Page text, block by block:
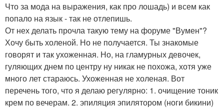
Что за мода на выражения, как про лошадь) и всем как
попало на язык - так не отлепишь.
От нех делать прочла такую тему на форуме "Вумен"?
Хочу быть холеной. Но не получается. Ты знакомые
говорят и так ухоженная. Но, на гламурных девочек,
гуляющих днем по центру ну никак не похожа, хотя уже
много лет стараюсь. Ухоженная не холеная. Вот
перечень того, что я делаю регулярно: 1. очищение тоник
крем по вечерам. 2. эпиляция эпилятором (ноги бикини)